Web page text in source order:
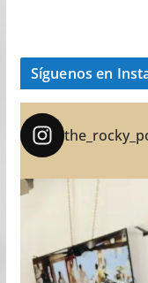
Síguenos en